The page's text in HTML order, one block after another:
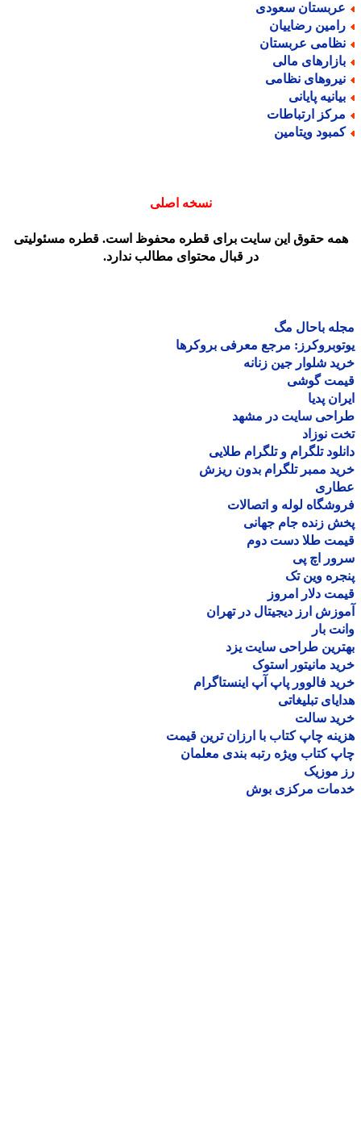
سعودی
رضاییان
عربستان
مالی
نظامی
پایانی
ارتباطات
ویتامین
نسخه اصلی
حقوق این سایت برای قطره محفوظ است. قطره مسئولیتی
در قبال محتوای مطالب ندارد.
باحال مگ
مرجع معرفی بروکرها
شلوار جین زنانه
گوشی
پدیا
سایت در مشهد
نوزاد
تلگرام و تلگرام طلایی
ممبر تلگرام بدون ریزش
لوله و اتصالات
زنده جام جهانی
طلا دست دوم
اچ پی
وین تک
دلار امروز
ارز دیجیتال در تهران
بار
طراحی سایت یزد
مانیتور استوک
فالوور پاپ آپ اینستاگرام
تبلیغاتی
سالت
چاپ کتاب با ارزان ترین قیمت
کتاب ویژه رتبه بندی معلمان
موزیک
مرکزی بوش